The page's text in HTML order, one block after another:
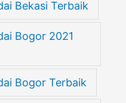
Bekasi Terbaik
Bogor 2021
Bogor Terbaik